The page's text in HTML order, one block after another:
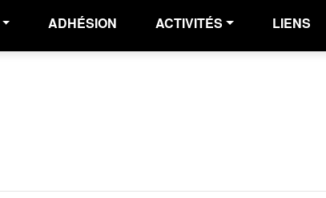
ADHÉSION ACTIVITÉS LIENS